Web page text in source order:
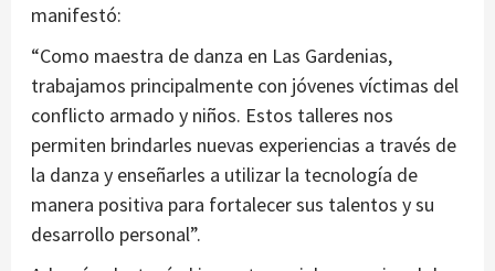
manifestó:
“Como maestra de danza en Las Gardenias,
trabajamos principalmente con jóvenes víctimas del
conflicto armado y niños. Estos talleres nos
permiten brindarles nuevas experiencias a través de
la danza y enseñarles a utilizar la tecnología de
manera positiva para fortalecer sus talentos y su
desarrollo personal”.